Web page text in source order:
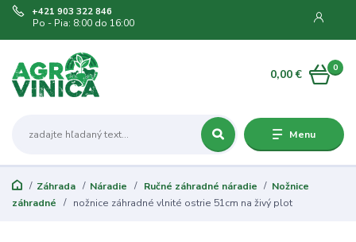
Menu
+421 903 322 846
Po - Pia: 8:00 do 16:00
0
0,00 €
Záhrada Náradie Ručné záhradné náradie
Nožnice
záhradné
nožnice záhradné vlnité ostrie 51cm na živý plot